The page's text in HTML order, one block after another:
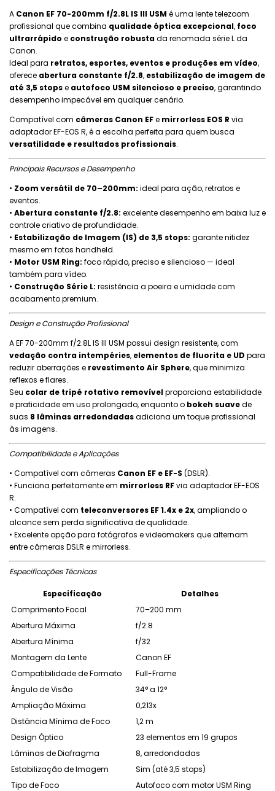
A Canon EF 70-200mm f/2.8L IS III USM é uma lente telezoom
profissional que combina qualidade óptica excepcional, foco
ultrarrápido e construção robustada renomada série L da
Canon.
Ideal para retratos, esportes, eventos e produções em vídeo,
oferece abertura constante f/2.8, estabilização de imagem de
até 3,5 stopse autofoco USM silencioso e preciso, garantindo
desempenho impecável em qualquer cenário.
Compatível com câmeras Canon EFe mirrorless EOS R via
adaptador EF-EOS R, é a escolha perfeita para quem busca
versatilidade e resultados profissionais.
Principais Recursos e Desempenho
•⁠ ⁠ Zoom versátil de 70–200mm: ideal para ação, retratos e
eventos.
•⁠ ⁠ Abertura constante f/2.8: excelente desempenho em baixa luz e
controle criativo de profundidade.
•⁠ ⁠ Estabilização de Imagem (IS) de 3,5 stops: garante nitidez
mesmo em fotos handheld.
•⁠ ⁠ Motor USM Ring: foco rápido, preciso e silencioso — ideal
também para vídeo.
•⁠ ⁠ Construção Série L: resistência a poeira e umidade com
acabamento premium.
Design e Construção Profissional
A EF 70-200mm f/2.8L IS III USM possui design resistente, com
vedação contra intempéries, elementos de fluorita e UD para
reduzir aberrações e revestimento Air Sphere, que minimiza
reflexos e flares.
Seu colar de tripé rotativo removívelproporciona estabilidade
e praticidade em uso prolongado, enquanto o bokeh suavede
suas 8 lâminas arredondadasadiciona um toque profissional
às imagens.
Compatibilidade e Aplicações
•⁠ ⁠Compatível com câmeras Canon EF e EF-S (DSLR).
•⁠ ⁠Funciona perfeitamente em mirrorless RFvia adaptador EF-EOS
R.
•⁠ ⁠Compatível com teleconversores EF 1.4x e 2x, ampliando o
alcance sem perda significativa de qualidade.
•⁠ ⁠Excelente opção para fotógrafos e videomakers que alternam
entre câmeras DSLR e mirrorless.
Especificações Técnicas
Especificação
Detalhes
Comprimento Focal
70–200 mm
Abertura Máxima
f/2.8
Abertura Mínima
f/32
Montagem da Lente
Canon EF
Compatibilidade de Formato
Full-Frame
Ângulo de Visão
34° a 12°
Ampliação Máxima
0,213x
Distância Mínima de Foco
1,2 m
Design Óptico
23 elementos em 19 grupos
Lâminas de Diafragma
8, arredondadas
Estabilização de Imagem
Sim (até 3,5 stops)
Tipo de Foco
Autofoco com motor USM Ring